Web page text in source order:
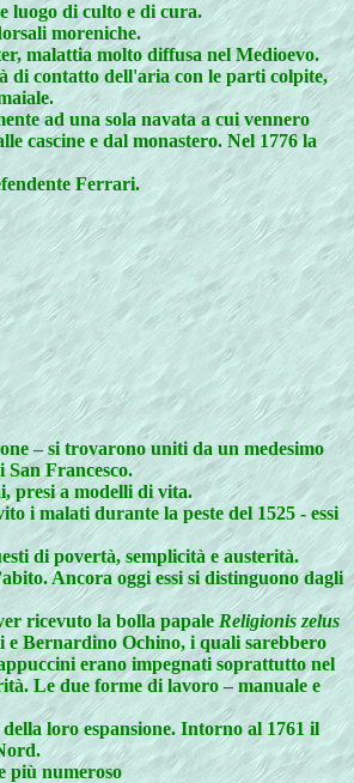
luogo di culto e di cura.
moreniche.
malattia molto diffusa nel Medioevo.
di contatto dell'aria con le parti colpite,
ad una sola navata a cui vennero
cascine e dal monastero. Nel 1776 la
Ferrari.
– si trovarono uniti da un medesimo
San Francesco.
presi a modelli di vita.
i malati durante la peste del 1525 - essi
di povertà, semplicità e austerità.
Ancora oggi essi si distinguono dagli
ricevuto la bolla papale Religionis zelus
Bernardino Ochino, i quali sarebbero
erano impegnati soprattutto nel
Le due forme di lavoro – manuale e
loro espansione. Intorno al 1761 il
più numeroso